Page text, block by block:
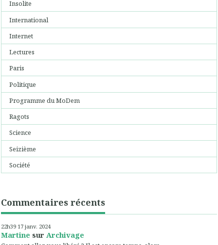
Insolite
International
Internet
Lectures
Paris
Politique
Programme du MoDem
Ragots
Science
Seizième
Société
Commentaires récents
22h39 17 janv. 2024
Martine sur Archivage